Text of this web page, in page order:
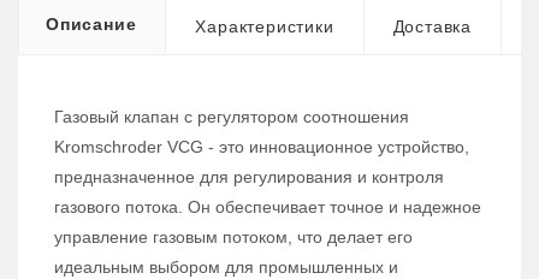
Описание Характеристики Доставка
Газовый клапан с регулятором соотношения
Kromschroder VCG - это инновационное устройство,
предназначенное для регулирования и контроля
газового потока. Он обеспечивает точное и надежное
управление газовым потоком, что делает его
идеальным выбором для промышленных и